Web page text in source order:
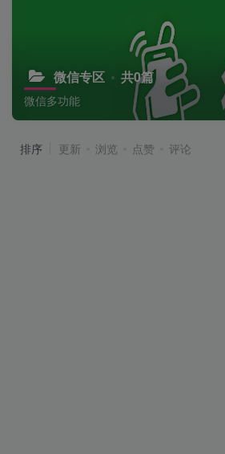
微信专区 共0篇
微信多功能
排序 更新 浏览 点赞 评论